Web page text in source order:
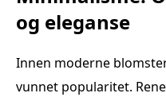
og eleganse
Innen moderne
vunnet popularitet.